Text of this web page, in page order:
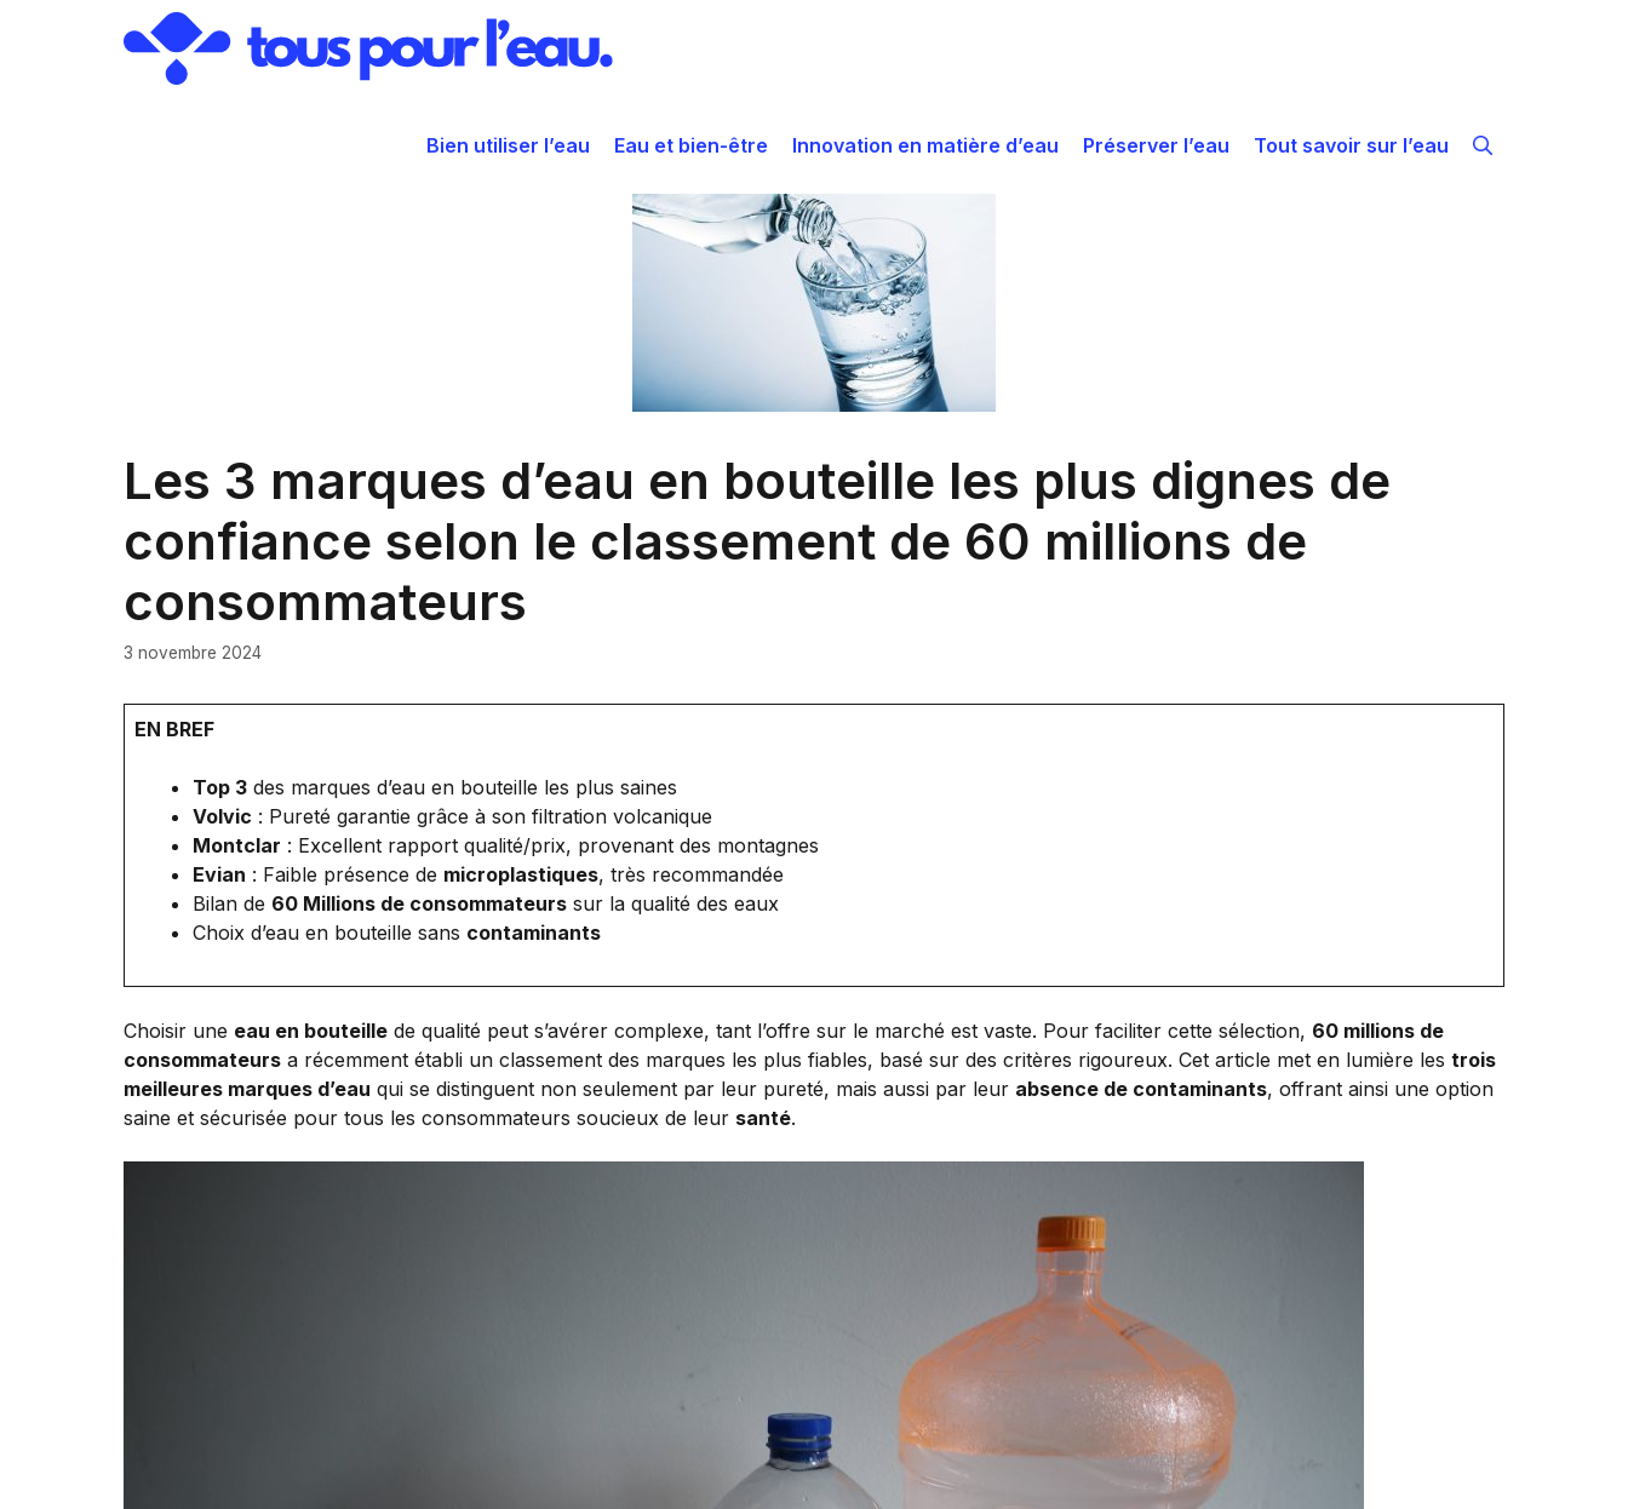
Bien utiliser l’eau Eau et bien-être Innovation en matière d’eau Préserver l’eau Tout savoir sur l’eau
Les 3 marques d’eau en bouteille les plus dignes de
confiance selon le classement de 60 millions de
consommateurs
3 novembre 2024
EN BREF
Top 3 des marques d’eau en bouteille les plus saines
Volvic : Pureté garantie grâce à son filtration volcanique
Montclar : Excellent rapport qualité/prix, provenant des montagnes
Evian : Faible présence de microplastiques, très recommandée
Bilan de 60 Millions de consommateurs sur la qualité des eaux
Choix d’eau en bouteille sans contaminants
Choisir une eau en bouteille de qualité peut s’avérer complexe, tant l’offre sur le marché est vaste. Pour faciliter cette sélection, 60 millions de
consommateurs a récemment établi un classement des marques les plus fiables, basé sur des critères rigoureux. Cet article met en lumière les trois
meilleures marques d’eau qui se distinguent non seulement par leur pureté, mais aussi par leur absence de contaminants, offrant ainsi une option
saine et sécurisée pour tous les consommateurs soucieux de leur santé.